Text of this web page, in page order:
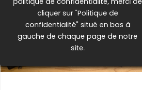
cliquer sur "Politique de
confidentialité" situé en bas à
gauche de chaque page de notre
site.